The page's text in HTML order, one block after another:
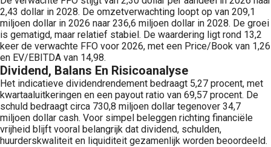
2,43 dollar in 2028. De omzetverwachting loopt op van 209,1
miljoen dollar in 2026 naar 236,6 miljoen dollar in 2028. De groei
is gematigd, maar relatief stabiel. De waardering ligt rond 13,2
keer de verwachte FFO voor 2026, met een Price/Book van 1,26
en EV/EBITDA van 14,98.
Dividend, Balans En Risicoanalyse
Het indicatieve dividendrendement bedraagt 5,27 procent, met
kwartaaluitkeringen en een payout ratio van 69,57 procent. De
schuld bedraagt circa 730,8 miljoen dollar tegenover 34,7
miljoen dollar cash. Voor simpel beleggen richting financiële
vrijheid blijft vooral belangrijk dat dividend, schulden,
huurderskwaliteit en liquiditeit gezamenlijk worden beoordeeld.